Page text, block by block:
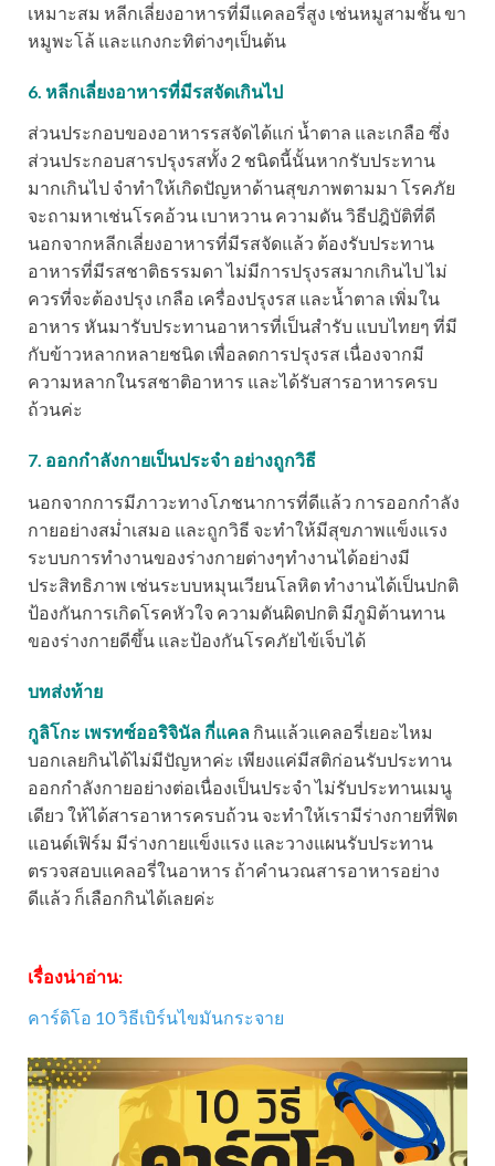
เหมาะสม หลีกเลี่ยงอาหารที่มีแคลอรี่สูง เช่นหมูสามชั้น ขา
หมูพะโล้ และแกงกะทิต่างๆเป็นต้น
6. หลีกเลี่ยงอาหารที่มีรสจัดเกินไป
ส่วนประกอบของอาหารรสจัดได้แก่ น้ำตาล และเกลือ ซึ่ง
ส่วนประกอบสารปรุงรสทั้ง 2 ชนิดนี้นั้นหากรับประทาน
มากเกินไป จำทำให้เกิดปัญหาด้านสุขภาพตามมา โรคภัย
จะถามหาเช่นโรคอ้วน เบาหวาน ความดัน วิธีปฎิบัติที่ดี
นอกจากหลีกเลี่ยงอาหารที่มีรสจัดแล้ว ต้องรับประทาน
อาหารที่มีรสชาติธรรมดา ไม่มีการปรุงรสมากเกินไป ไม่
ควรที่จะต้องปรุง เกลือ เครื่องปรุงรส และน้ำตาล เพิ่มใน
อาหาร หันมารับประทานอาหารที่เป็นสำรับ แบบไทยๆ ที่มี
กับข้าวหลากหลายชนิด เพื่อลดการปรุงรส เนื่องจากมี
ความหลากในรสชาติอาหาร และได้รับสารอาหารครบ
ถ้วนค่ะ
7. ออกกำลังกายเป็นประจำ อย่างถูกวิธี
นอกจากการมีภาวะทางโภชนาการที่ดีแล้ว การออกกำลัง
กายอย่างสม่ำเสมอ และถูกวิธี จะทำให้มีสุขภาพแข็งแรง
ระบบการทำงานของร่างกายต่างๆทำงานได้อย่างมี
ประสิทธิภาพ เช่นระบบหมุนเวียนโลหิต ทำงานได้เป็นปกติ
ป้องกันการเกิดโรคหัวใจ ความดันผิดปกติ มีภูมิต้านทาน
ของร่างกายดีขึ้น และป้องกันโรคภัยไข้เจ็บได้
บทส่งท้าย
กูลิโกะ เพรทซ์ออริจินัล กี่แคล กินแล้วแคลอรี่เยอะไหม
บอกเลยกินได้ไม่มีปัญหาค่ะ เพียงแค่มีสติก่อนรับประทาน
ออกกำลังกายอย่างต่อเนื่องเป็นประจำ ไม่รับประทานเมนู
เดียว ให้ได้สารอาหารครบถ้วน จะทำให้เรามีร่างกายที่ฟิต
แอนด์เฟิร์ม มีร่างกายแข็งแรง และวางแผนรับประทาน
ตรวจสอบแคลอรี่ในอาหาร ถ้าคำนวณสารอาหารอย่าง
ดีแล้ว ก็เลือกกินได้เลยค่ะ
เรื่องน่าอ่าน:
คาร์ดิโอ 10 วิธีเบิร์นไขมันกระจาย